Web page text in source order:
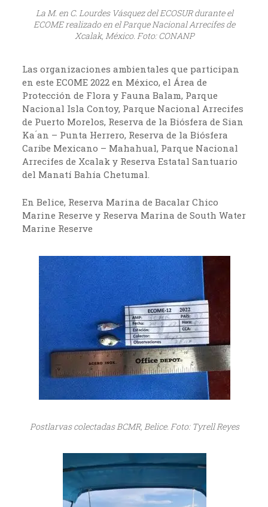
La M. en C. Lourdes Vásquez del ECOSUR durante el
ECOME realizado en el Parque Nacional Arrecifes de
Xcalak, México. Foto: CONANP
Las organizaciones ambientales que participan
en este ECOME 2022 en México, el Área de
Protección de Flora y Fauna Balam, Parque
Nacional Isla Contoy, Parque Nacional Arrecifes
de Puerto Morelos, Reserva de la Biósfera de Sian
Ka ́an – Punta Herrero, Reserva de la Biósfera
Caribe Mexicano – Mahahual, Parque Nacional
Arrecifes de Xcalak y Reserva Estatal Santuario
del Manatí Bahía Chetumal.
En Belice, Reserva Marina de Bacalar Chico
Marine Reserve y Reserva Marina de South Water
Marine Reserve
Postlarvas colectadas BCMR, Belice. Foto: Tyrell Reyes